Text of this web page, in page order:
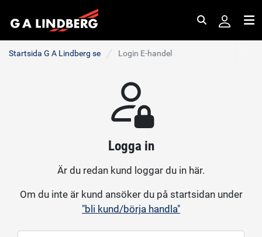
Startsida G A Lindberg se Login E-handel
Logga in
Är du redan kund loggar du in här.
Om du inte är kund ansöker du på startsidan under
"bli kund/börja handla"